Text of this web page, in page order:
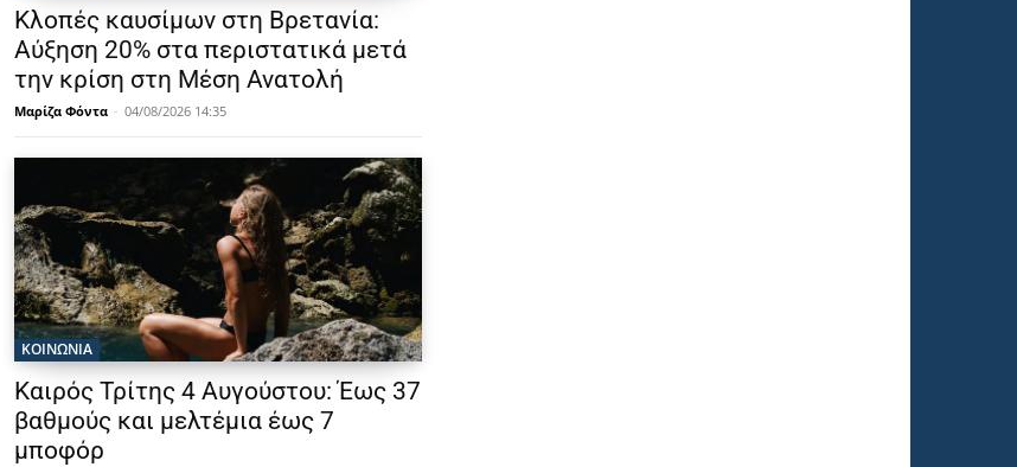
Κλοπές καυσίμων στη Βρετανία:
Αύξηση 20% στα περιστατικά μετά
την κρίση στη Μέση Ανατολή
Μαρίζα Φόντα - 04/08/2026 14:35
ΚΟΙΝΩΝΙΑ
Καιρός Τρίτης 4 Αυγούστου: Έως 37
βαθμούς και μελτέμια έως 7
μποφόρ